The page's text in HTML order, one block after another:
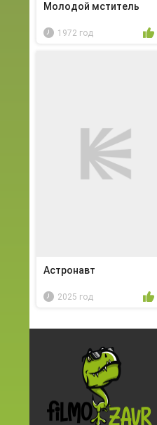
Молодой мститель
1972 год
Астронавт
2025 год